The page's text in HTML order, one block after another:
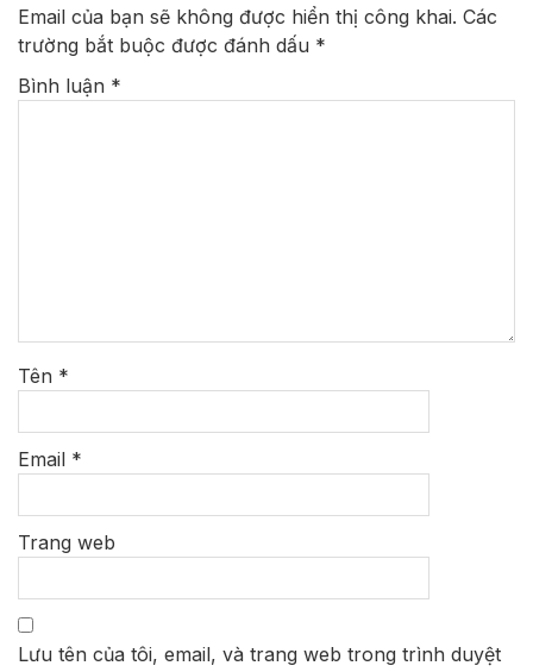
Email của bạn sẽ không được hiển thị công khai. Các
trường bắt buộc được đánh dấu *
Bình luận *
Tên *
Email *
Trang web
Lưu tên của tôi, email, và trang web trong trình duyệt